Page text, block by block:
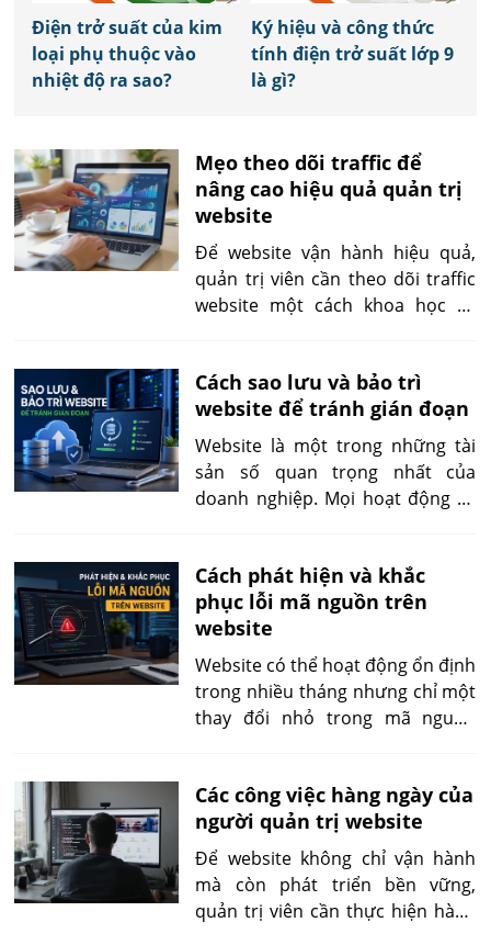
Điện trở suất của kim
loại phụ thuộc vào
nhiệt độ ra sao?
Ký hiệu và công thức
tính điện trở suất lớp 9
là gì?
Mẹo theo dõi traffic để
nâng cao hiệu quả quản trị
website
Để website vận hành hiệu quả,
quản trị viên cần theo dõi traffic
website một cách khoa học và
người dùng, bài viết đưa ra mẹo
thực tế giúp điều chỉnh chiến
lược, cải thiện quản trị và tăng
khả năng cạnh tranh trên thị
trường.
Cách sao lưu và bảo trì
website để tránh gián đoạn
Website là một trong những tài
sản số quan trọng nhất của
doanh nghiệp. Mọi hoạt động từ
thương hiệu đều có thể bị gián
đoạn nếu website gặp sự cố. Chỉ
một lần cập nhật plugin bị lỗi,
máy chủ gặp trục trặc hoặc
website bị tấn công cũng có thể
khiến dữ liệu biến mất, website
ngừng hoạt động nhiều giờ, thậm
Cách phát hiện và khắc
phục lỗi mã nguồn trên
website
Website có thể hoạt động ổn định
trong nhiều tháng nhưng chỉ một
thay đổi nhỏ trong mã nguồn
thiếu, một truy vấn cơ sở dữ liệu
chưa tối ưu, một thư viện không
tương thích hoặc một biến môi
trường cấu hình sai đều có thể
khiến website trả về lỗi 500, tải
chậm hoặc ngừng hoạt động.
Các công việc hàng ngày của
người quản trị website
Để website không chỉ vận hành
mà còn phát triển bền vững,
quản trị viên cần thực hiện hàng